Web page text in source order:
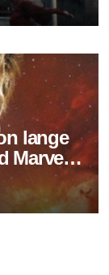
lange
Marvels